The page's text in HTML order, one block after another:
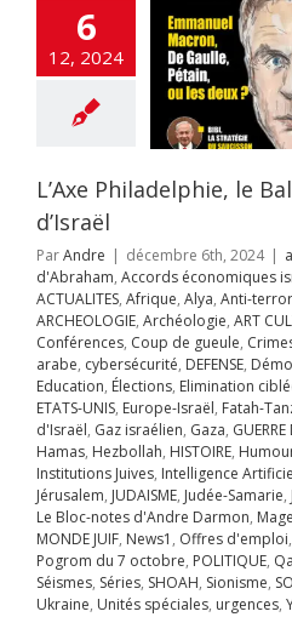
6
12, 2024
ETATS-
Israël Fatah-
flashinfos
Gaz
GUERRE DE
Humour
à la haine Inde
Juives
Artificielle
Iran
JUDAISME
Justice
Kurdistan
d'Andre
Magen David
Maroc Médias
News1
Offres
otages
juive Pogrom
POLITIQUE
judiciaire
Séismes Séries
SOCIETE
Tsahal
Unités spéciales
L’Axe Philadelphie, le
d’Israël
ParAndre | décembre 6th, 2024 |
d'Abraham, Accords économiques
ACTUALITES, Afrique, Alya, Anti-
ARCHEOLOGIE, Archéologie, ART
Conférences, Coup de gueule,
arabe, cybersécurité, DEFENSE,
Education, Élections, Elimination
ETATS-UNIS, Europe-Israël, Fatah-
d'Israël, Gaz israélien, Gaza,
Hamas, Hezbollah, HISTOIRE,
Institutions Juives, Intelligence
Jérusalem, JUDAISME, Judée-Samarie,
Le Bloc-notes d'Andre Darmon,
MONDE JUIF, News1 , Offres d'emploi,
Pogrom du 7 octobre, POLITIQUE,
Séismes, Séries, SHOAH, Sionisme,
Ukraine, Unités spéciales, urgences,
: 24 000
en Judée-
déclarés
domaniales
Accords
Accords
israélo-